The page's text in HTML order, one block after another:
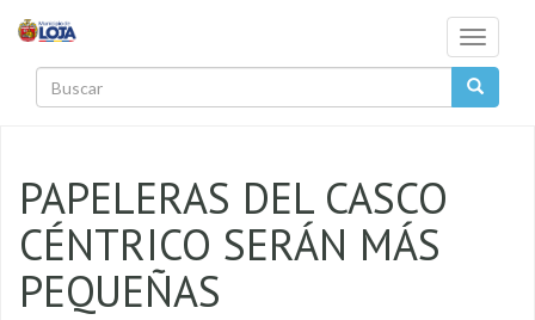
Toggle
PAPELERAS DEL CASCO
CÉNTRICO SERÁN MÁS
PEQUEÑAS